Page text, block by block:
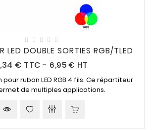
LED DOUBLE SORTIES RGB/TLED
€ Prix
TTC - 6,95 € HT
ruban LED RGB 4 fils. Ce répartiteur
de multiples applications.